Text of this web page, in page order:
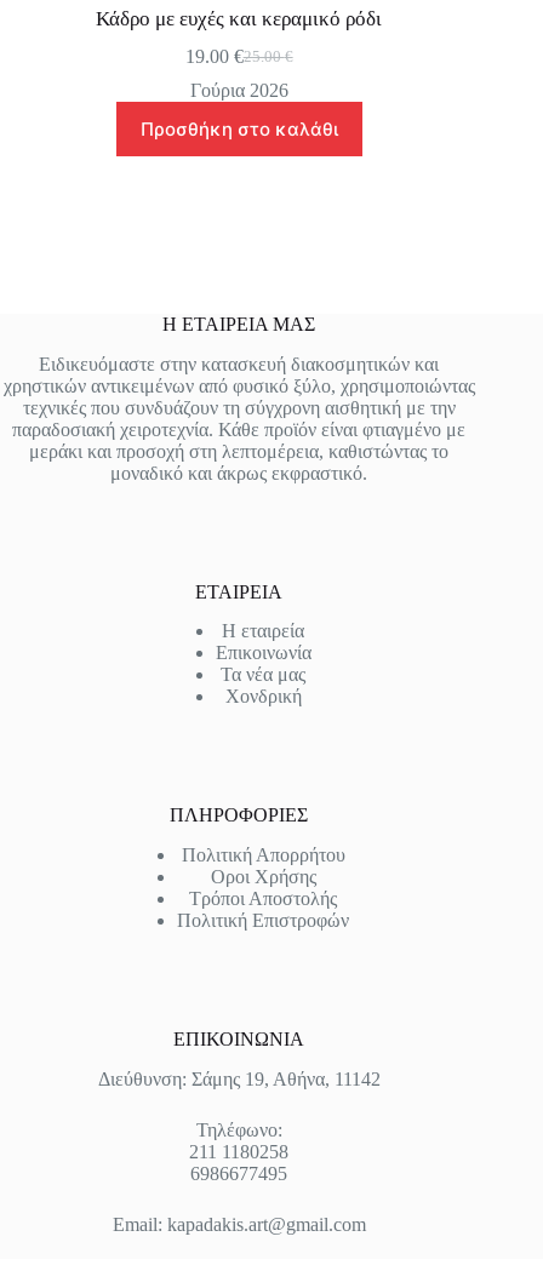
Κάδρο με ευχές και κεραμικό ρόδι
25.00€
Original
price
25.00 €.
19.00 €Η
τρέχουσα
είναι:
19.00 €.
Γούρια 2026
Προσθήκη στο καλάθι
Η ΕΤΑΙΡΕΙΑ ΜΑΣ
Ειδικευόμαστε στην κατασκευή διακοσμητικών και
χρηστικών αντικειμένων από φυσικό ξύλο, χρησιμοποιώντας
τεχνικές που συνδυάζουν τη σύγχρονη αισθητική με την
παραδοσιακή χειροτεχνία. Κάθε προϊόν είναι φτιαγμένο με
μεράκι και προσοχή στη λεπτομέρεια, καθιστώντας το
μοναδικό και άκρως εκφραστικό.
ΕΤΑΙΡΕΙΑ
Η εταιρεία
Επικοινωνία
Τα νέα μας
Χονδρική
ΠΛΗΡΟΦΟΡΙΕΣ
Πολιτική Απορρήτου
Οροι Χρήσης
Τρόποι Αποστολής
Πολιτική Επιστροφών
ΕΠΙΚΟΙΝΩΝΙΑ
Διεύθυνση: Σάμης 19, Αθήνα, 11142
Τηλέφωνο:
211 1180258
6986677495
Email: kapadakis.art@gmail.com